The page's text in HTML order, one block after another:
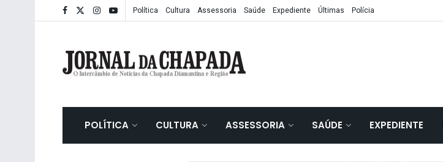
Política Cultura Assessoria Saúde Expediente Últimas Polícia
POLÍTICA CULTURA ASSESSORIA SAÚDE EXPEDIENTE